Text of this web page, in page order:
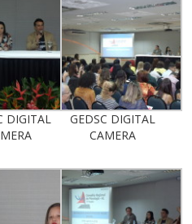
DIGITAL
GEDSC DIGITAL
CAMERA